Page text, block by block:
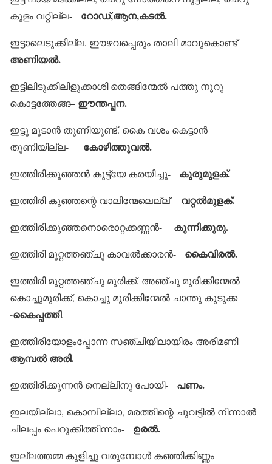
കുളം വറ്റില്ല- റോഡ്,ആന,കടല്‍.
ഇട്ടാലെടുക്കില്ല, ഈഴവപ്പെരും താലി-മാവുകൊണ്ട്
അണിയല്‍.
ഇട്ടിലിടുക്കിലിളുക്കാശി തെങ്ങിന്മേല്‍ പത്തു നൂറു
കൊട്ടത്തേങ്ങ– ഈന്തപ്പന.
ഇട്ടു മൂടാന്‍ തുണിയുണ്ട്. കൈ വശം കെട്ടാന്‍
തുണിയില്ല- കോഴിത്തൂവല്‍.
ഇത്തിരിക്കുഞ്ഞന്‍ കുട്ട്യേ കരയിച്ചു- കുരുമുളക്.
ഇത്തിരി കുഞ്ഞന്റെ വാലിന്മേലെല്ല്- വറ്റല്‍മുളക്.
ഇത്തിരിക്കുഞ്ഞനൊരൊറ്റക്കണ്ണന്‍- കുന്നിക്കുരു.
ഇത്തിരി മുറ്റത്തഞ്ചു കാവല്‍ക്കാരന്‍- കൈവിരല്‍.
ഇത്തിരി മുറ്റത്തഞ്ചു മുരിക്ക്, അഞ്ചു മുരിക്കിന്മേല്‍
കൊച്ചുമുരിക്ക്, കൊച്ചു മുരിക്കിന്മേല്‍ ചാന്തു കുടുക്ക
-കൈപ്പത്തി.
ഇത്തിരിയോളംപ്പോന്ന സഞ്ചിയിലായിരം അരിമണി-
ആമ്പല്‍ അരി.
ഇത്തിരിക്കുന്നന്‍ നെല്ലിനു പോയി- പണം.
ഇലയില്ലാ, കൊമ്പില്ലാ, മരത്തിന്റെ ചുവട്ടില്‍ നിന്നാല്‍
ചിലപ്പം പെറുക്കിത്തിന്നാം-
ഉരല്‍.
ഇല്ലത്തമ്മ കുളിച്ചു വരുമ്പോള്‍ കഞ്ഞിക്കിണ്ണം